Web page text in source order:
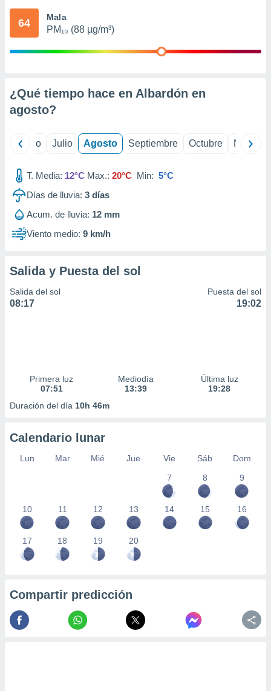
e
publicidad
1199
64 Mala
PM₁₀ (88 µg/m³)
¿Qué tiempo hace en Albardón en
agosto?
Junio Julio Agosto Septiembre Octubre
T. Media: 12°C Max.: 20°C Min: 5°C
Días de lluvia: 3 días
Acum. de lluvia: 12 mm
Viento medio: 9 km/h
Salida y Puesta del sol
Salida del sol
08:17
Puesta del sol
19:02
Primera luz
07:51
Mediodía
13:39
Última luz
19:28
Duración del día 10h 46m
Calendario lunar
Lun Mar Mié Jue Vie Sáb
Dom
7
8 9
10 11 12 13 14 15 16
17 18 19 20
Compartir predicción